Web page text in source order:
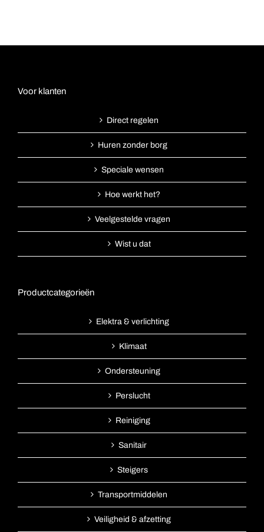
Voor klanten
Direct regelen
Huren zonder borg
Speciale wensen
Hoe werkt het?
Veelgestelde vragen
Wist u dat
Productcategorieën
Elektra & verlichting
Klimaat
Ondersteuning
Perslucht
Reiniging
Sanitair
Steigers
Transportmiddelen
Veiligheid & afzetting